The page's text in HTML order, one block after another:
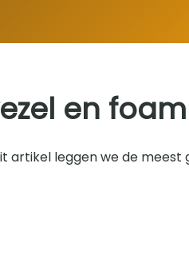
en foam
artikel leggen we de meest